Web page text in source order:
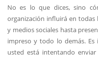
No es lo que dices, sino
organización influirá en todas
y medios sociales hasta
impreso y todo lo demás.
usted está intentando